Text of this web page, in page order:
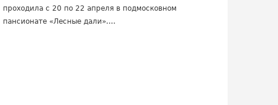
проходила с 20 по 22 апреля в подмосковном
пансионате «Лесные дали»....